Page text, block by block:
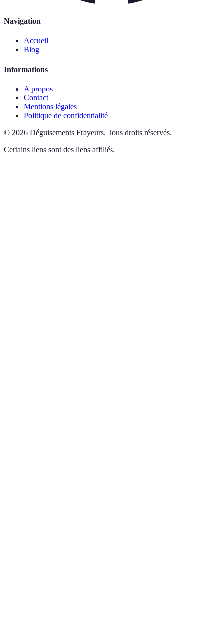
Navigation
Accueil
Blog
Informations
A propos
Contact
Mentions légales
Politique de confidentialité
© 2026 Déguisements Frayeurs. Tous droits réservés.
Certains liens sont des liens affiliés.